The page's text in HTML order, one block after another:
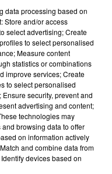
data processing based on
Store and/or access
select advertising; Create
to select personalised
Measure content
statistics or combinations
improve services; Create
to select personalised
security, prevent and
advertising and content;
technologies may
browsing data to offer
on information actively
and combine data from
devices based on